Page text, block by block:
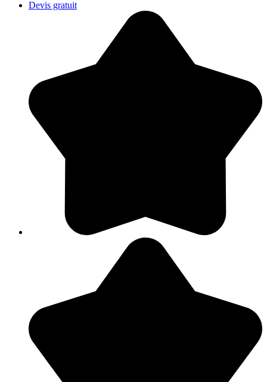
Devis gratuit